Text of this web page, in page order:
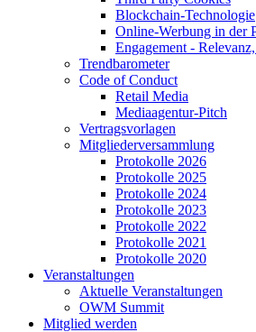
Blockchain-Technologie
Online-Werbung in der
Engagement -
Trendbarometer
Code of Conduct
Retail Media
Mediaagentur-Pitch
Vertragsvorlagen
Mitgliederversammlung
Protokolle 2026
Protokolle 2025
Protokolle 2024
Protokolle 2023
Protokolle 2022
Protokolle 2021
Protokolle 2020
Veranstaltungen
Aktuelle Veranstaltungen
OWM Summit
Mitglied werden